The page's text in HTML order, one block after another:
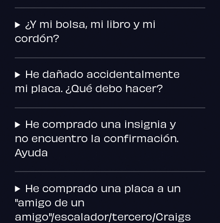
¿Y mi bolsa, mi libro y mi
cordón?
He dañado accidentalmente
mi placa. ¿Qué debo hacer?
He comprado una insignia y
no encuentro la confirmación.
Ayuda
He comprado una placa a un
"amigo de un
amigo"/escalador/tercero/Craigs